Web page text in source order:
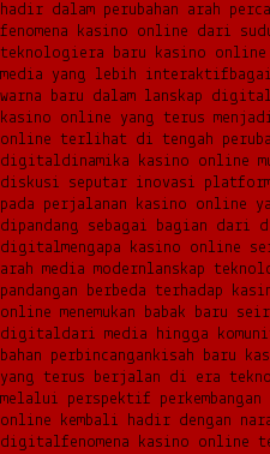
hadir dalam perubahan arah
fenomena kasino online dari
teknologiera baru kasino online
media yang lebih interaktif
warna baru dalam lanskap digital
kasino online yang terus
online terlihat di tengah
digitaldinamika kasino online
diskusi seputar inovasi
pada perjalanan kasino online
dipandang sebagai bagian dari
digitalmengapa kasino online
arah media modernlanskap
pandangan berbeda terhadap
online menemukan babak baru
digitaldari media hingga
bahan perbincangankisah baru
yang terus berjalan di era
melalui perspektif
online kembali hadir dengan
digitalfenomena kasino online